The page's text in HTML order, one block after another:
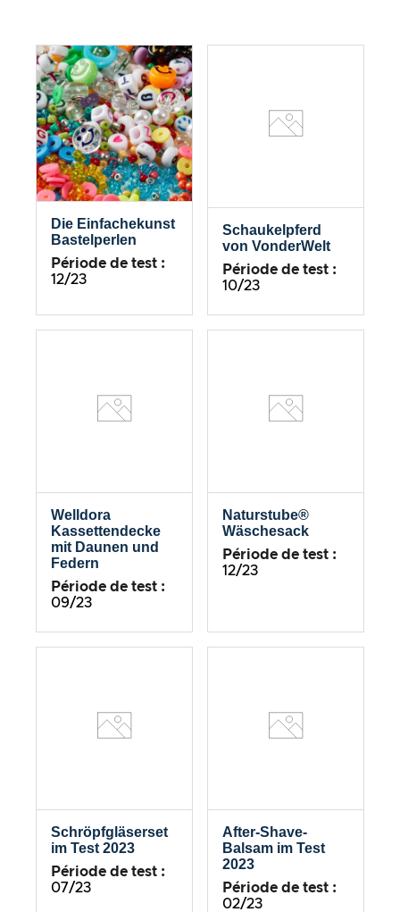
Die Einfachekunst
Bastelperlen
Période de test :
12/23
Schaukelpferd
von VonderWelt
Période de test :
10/23
Welldora
Kassettendecke
mit Daunen und
Federn
Période de test :
09/23
Naturstube®
Wäschesack
Période de test :
12/23
Schröpfgläserset
im Test 2023
Période de test :
07/23
After-Shave-
Balsam im Test
2023
Période de test :
02/23